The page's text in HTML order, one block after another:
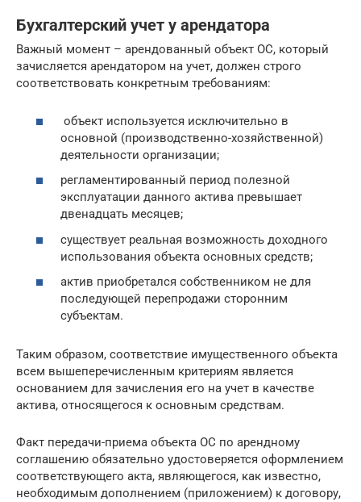
Бухгалтерский учет у арендатора
Важный момент – арендованный объект ОС, который
зачисляется арендатором на учет, должен строго
соответствовать конкретным требованиям:
объект используется исключительно в
основной (производственно-хозяйственной)
деятельности организации;
регламентированный период полезной
эксплуатации данного актива превышает
двенадцать месяцев;
существует реальная возможность доходного
использования объекта основных средств;
актив приобретался собственником не для
последующей перепродажи сторонним
субъектам.
Таким образом, соответствие имущественного объекта
всем вышеперечисленным критериям является
основанием для зачисления его на учет в качестве
актива, относящегося к основным средствам.
Факт передачи-приема объекта ОС по арендному
соглашению обязательно удостоверяется оформлением
соответствующего акта, являющегося, как известно,
необходимым дополнением (приложением) к договору,